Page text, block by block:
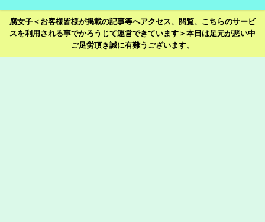
腐女子＜お客様皆様が掲載の記事等へアクセス、閲覧、こちらのサービ
スを利用される事でかろうじて運営できています＞本日は足元が悪い中
ご足労頂き誠に有難うございます。